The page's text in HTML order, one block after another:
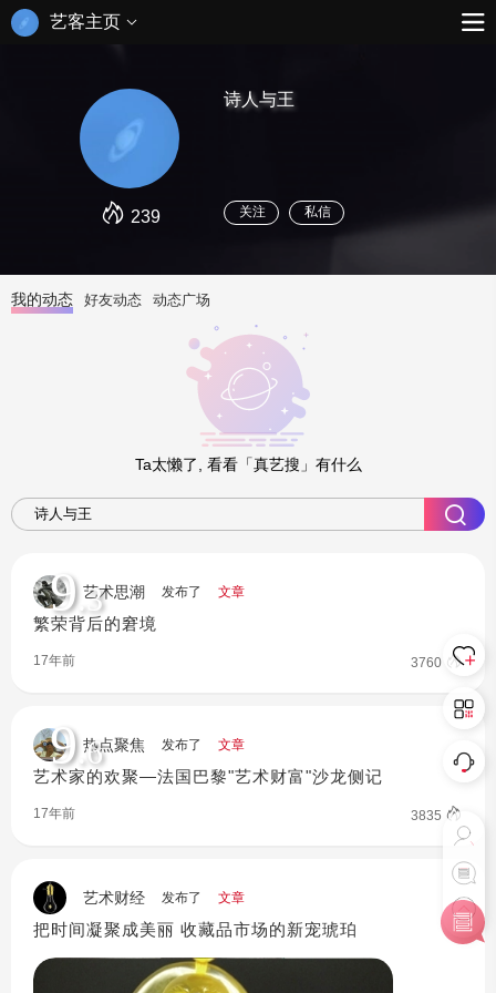
艺客主页
239
诗人与王
关注 私信
我的动态 好友动态 动态广场
Ta太懒了, 看看「真艺搜」有什么
艺术思潮 发布了 文章
繁荣背后的窘境
9.3
17年前 3760
热点聚焦 发布了 文章
艺术家的欢聚—法国巴黎"艺术财富"沙龙侧记
9.6
17年前 3835
艺术财经 发布了 文章
把时间凝聚成美丽 收藏品市场的新宠琥珀